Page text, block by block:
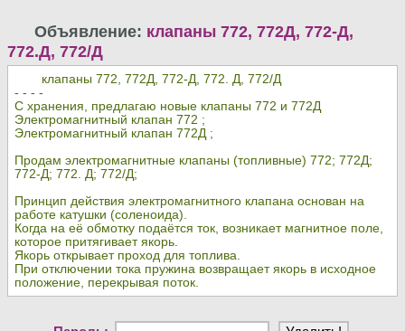
Объявление: клапаны 772, 772Д, 772-Д,
772.Д, 772/Д
клапаны 772, 772Д, 772-Д, 772. Д, 772/Д
- - - -
С хранения, предлагаю новые клапаны 772 и 772Д
Электромагнитный клапан 772 ;
Электромагнитный клапан 772Д ;
Продам электромагнитные клапаны (топливные) 772; 772Д;
772-Д; 772. Д; 772/Д;
Принцип действия электромагнитного клапана основан на
работе катушки (соленоида).
Когда на её обмотку подаётся ток, возникает магнитное поле,
которое притягивает якорь.
Якорь открывает проход для топлива.
При отключении тока пружина возвращает якорь в исходное
положение, перекрывая поток.